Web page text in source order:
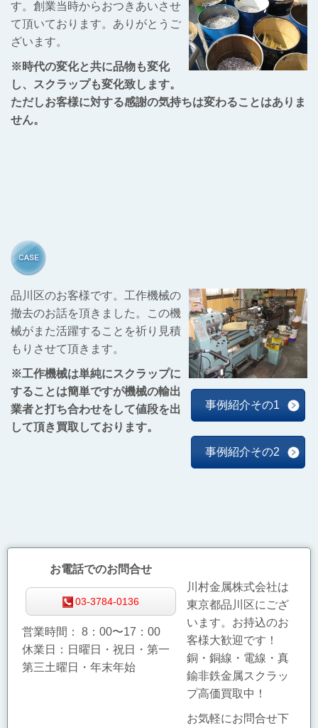
す。創業当時からおつきあいさせ
て頂いております。ありがとうご
ざいます。
※時代の変化と共に品物も変化
し、スクラップも変化致します。
ただしお客様に対する感謝の気持ちは変わることはありま
せん。
事例紹介その1
事例紹介その2
品川区のお客様です。工作機械の
撤去のお話を頂きました。この機
械がまた活躍することを祈り見積
もりさせて頂きます。
※工作機械は単純にスクラップに
することは簡単ですが機械の輸出
業者と打ち合わせをして値段を出
して頂き買取しております。
川村金属株式会社は
東京都品川区にござ
います。お持込のお
客様大歓迎です！
銅・銅線・電線・真
鍮非鉄金属スクラッ
プ高価買取中！
お気軽にお問合せ下
お電話でのお問合せ
03-3784-0136
営業時間：
8：00〜17：00
休業日：日曜日・祝日・第一
第三土曜日・年末年始